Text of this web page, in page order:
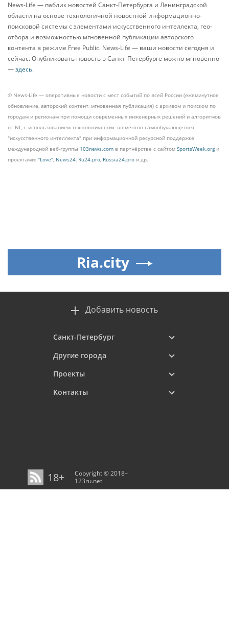
News-Life — паблик новостей Санкт-Петербурга и Ленинградской
области на основе технологичной новостной информационно-
поисковой системы с элементами искусственного интеллекта, гео-
отбора и возможностью мгновенной публикации авторского
контента в режиме Free Public. News-Life — ваши новости сегодня и
сейчас. Опубликовать новость в Санкт-Петербурге можно мгновенно
—здесь.
© News-Life — оперативные новости с мест событий по всей России (ежеминутное
обновление, авторский контент, мгновенная публикация) с архивом и поиском по
городам и регионам при помощи современных инженерных решений и алгоритмов
от NL, с использованием технологических элементов самообучающегося
"искусственного интеллекта" при информационной ресурсной поддержке
международной веб-группы 103news.com в партнёрстве с сайтом SportsWeek.orgи
проектами: "Love", News24, Ru24.pro, Russia24.pro и др.
Ria.city
Добавить новость
Санкт-Петербург
Другие города
Проекты
Контакты
18+
Copyright © 2018–
123ru.net